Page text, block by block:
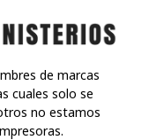
de marcas
cuales solo se
no estamos